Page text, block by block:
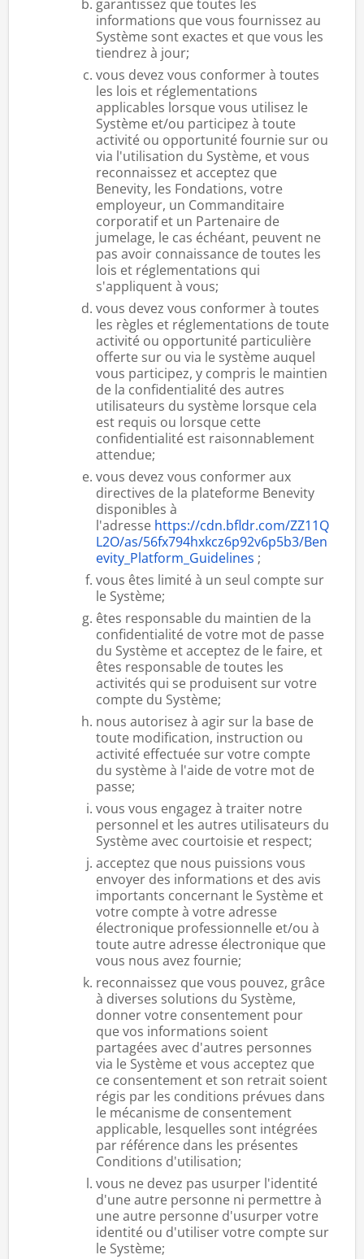
garantissez que toutes les
informations que vous fournissez au
Système sont exactes et que vous les
tiendrez à jour;
vous devez vous conformer à toutes
les lois et réglementations
applicables lorsque vous utilisez le
Système et/ou participez à toute
activité ou opportunité fournie sur ou
via l'utilisation du Système, et vous
reconnaissez et acceptez que
Benevity, les Fondations, votre
employeur, un Commanditaire
corporatif et un Partenaire de
jumelage, le cas échéant, peuvent ne
pas avoir connaissance de toutes les
lois et réglementations qui
s'appliquent à vous;
vous devez vous conformer à toutes
les règles et réglementations de toute
activité ou opportunité particulière
offerte sur ou via le système auquel
vous participez, y compris le maintien
de la confidentialité des autres
utilisateurs du système lorsque cela
est requis ou lorsque cette
confidentialité est raisonnablement
attendue;
vous devez vous conformer aux
directives de la plateforme Benevity
disponibles à
l'adresse https://cdn.bfldr.com/ZZ11Q
L2O/as/56fx794hxkcz6p92v6p5b3/Ben
evity_Platform_Guidelines ;
vous êtes limité à un seul compte sur
le Système;
êtes responsable du maintien de la
confidentialité de votre mot de passe
du Système et acceptez de le faire, et
êtes responsable de toutes les
activités qui se produisent sur votre
compte du Système;
nous autorisez à agir sur la base de
toute modification, instruction ou
activité effectuée sur votre compte
du système à l'aide de votre mot de
passe;
vous vous engagez à traiter notre
personnel et les autres utilisateurs du
Système avec courtoisie et respect;
acceptez que nous puissions vous
envoyer des informations et des avis
importants concernant le Système et
votre compte à votre adresse
électronique professionnelle et/ou à
toute autre adresse électronique que
vous nous avez fournie;
reconnaissez que vous pouvez, grâce
à diverses solutions du Système,
donner votre consentement pour
que vos informations soient
partagées avec d'autres personnes
via le Système et vous acceptez que
ce consentement et son retrait soient
régis par les conditions prévues dans
le mécanisme de consentement
applicable, lesquelles sont intégrées
par référence dans les présentes
Conditions d'utilisation;
vous ne devez pas usurper l'identité
d'une autre personne ni permettre à
une autre personne d'usurper votre
identité ou d'utiliser votre compte sur
le Système;